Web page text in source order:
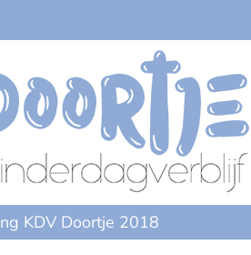
KDV Doortje 2018